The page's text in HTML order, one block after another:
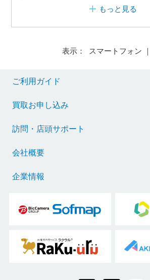
もっと見る
表示： スマートフォン ｜
ご利用ガイド
買取お申し込み
訪問・店頭サポート
会社概要
企業情報